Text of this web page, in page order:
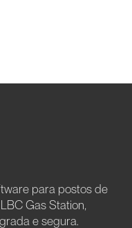
para postos de
Gas Station,
e segura.